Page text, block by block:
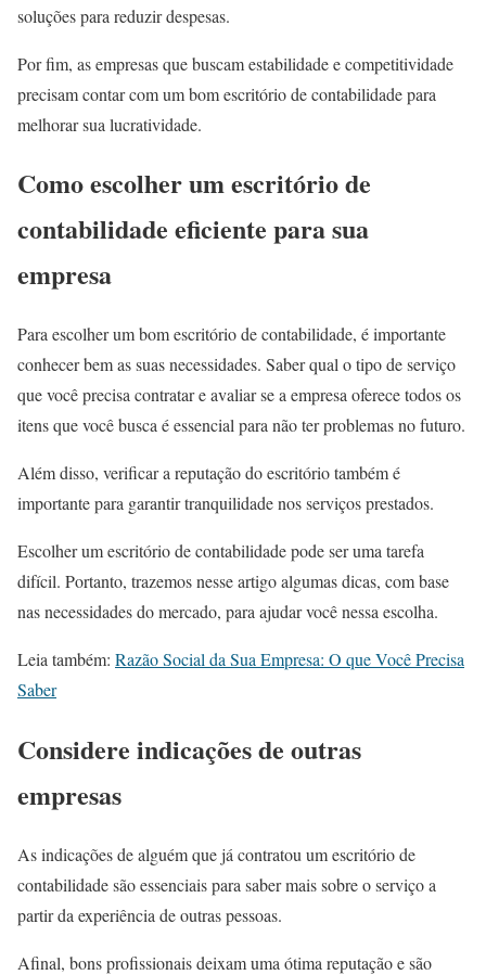
soluções para reduzir despesas.
Por fim, as empresas que buscam estabilidade e competitividade
precisam contar com um bom escritório de contabilidade para
melhorar sua lucratividade.
Como escolher um escritório de
contabilidade eficiente para sua
empresa
Para escolher um bom escritório de contabilidade, é importante
conhecer bem as suas necessidades. Saber qual o tipo de serviço
que você precisa contratar e avaliar se a empresa oferece todos os
itens que você busca é essencial para não ter problemas no futuro.
Além disso, verificar a reputação do escritório também é
importante para garantir tranquilidade nos serviços prestados.
Escolher um escritório de contabilidade pode ser uma tarefa
difícil. Portanto, trazemos nesse artigo algumas dicas, com base
nas necessidades do mercado, para ajudar você nessa escolha.
Leia também: Razão Social da Sua Empresa: O que Você Precisa
Saber
Considere indicações de outras
empresas
As indicações de alguém que já contratou um escritório de
contabilidade são essenciais para saber mais sobre o serviço a
partir da experiência de outras pessoas.
Afinal, bons profissionais deixam uma ótima reputação e são